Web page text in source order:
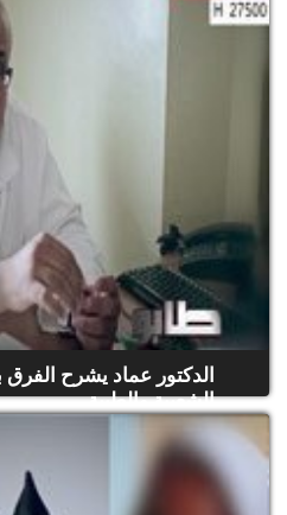
الدكتور عماد يشرح الفرق
الشعبية والطبية